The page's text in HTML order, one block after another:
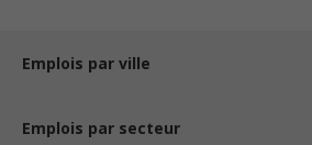
Emplois par ville
Emplois par secteur